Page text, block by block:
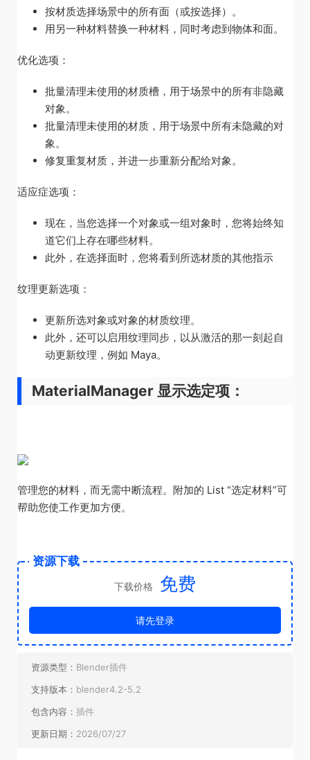
按材质选择场景中的所有面（或按选择）。
用另一种材料替换一种材料，同时考虑到物体和面。
优化选项：
批量清理未使用的材质槽，用于场景中的所有非隐藏
对象。
批量清理未使用的材质，用于场景中所有未隐藏的对
象。
修复重复材质，并进一步重新分配给对象。
适应症选项：
现在，当您选择一个对象或一组对象时，您将始终知
道它们上存在哪些材料。
此外，在选择面时，您将看到所选材质的其他指示
纹理更新选项：
更新所选对象或对象的材质纹理。
此外，还可以启用纹理同步，以从激活的那一刻起自
动更新纹理，例如 Maya。
MaterialManager 显示选定项：
管理您的材料，而无需中断流程。附加的 List “选定材料”可
帮助您使工作更加方便。
资源下载
下载价格 免费
请先登录
资源类型： Blender插件
支持版本： blender4.2-5.2
包含内容： 插件
更新日期： 2026/07/27